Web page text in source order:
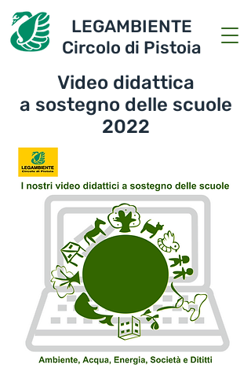
LEGAMBIENTE
Circolo di Pistoia
Video didattica
a sostegno delle scuole
2022